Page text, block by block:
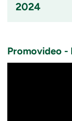
2024
is
ingeklapt
Promovideo -